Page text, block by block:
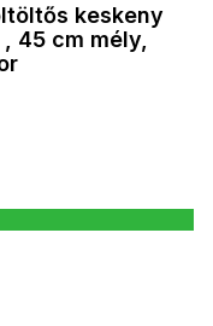
keskeny
45 cm mély,